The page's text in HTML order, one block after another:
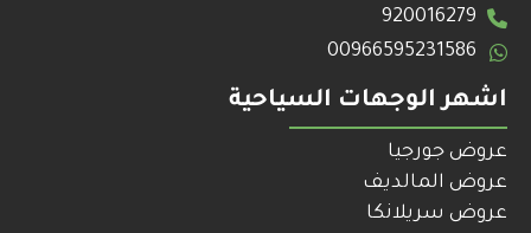
920016279
00966595231586
اشهر الوجهات السياحية
عروض جورجيا
عروض المالديف
عروض سريلانكا